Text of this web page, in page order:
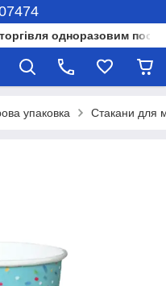
одноразовим
упаковка Стакани для